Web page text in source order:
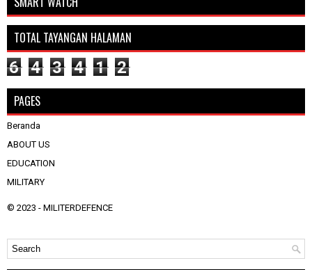
TOTAL TAYANGAN HALAMAN
6 4 3 4 1 2
PAGES
Beranda
ABOUT US
EDUCATION
MILITARY
© 2023 - MILITERDEFENCE